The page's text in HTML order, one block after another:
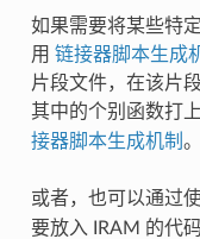
如果需要将某些特
用 链接器脚本生成
片段文件，在该片
其中的个别函数打上
接器脚本生成机制 。
或者，也可以通过
要放入 IRAM 的代